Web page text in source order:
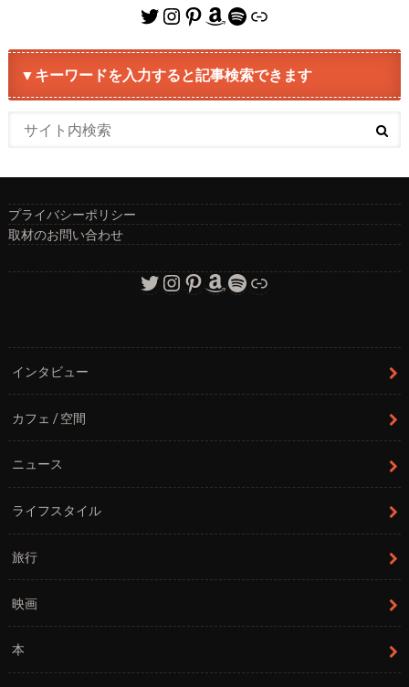
Twitter
Instagram
Pinterest
Amazon
Spotify
リンク
▼キーワードを入力すると記事検索できます
プライバシーポリシー
取材のお問い合わせ
Twitter
Instagram
Pinterest
Amazon
Spotify
リンク
インタビュー
カフェ / 空間
ニュース
ライフスタイル
旅行
映画
本